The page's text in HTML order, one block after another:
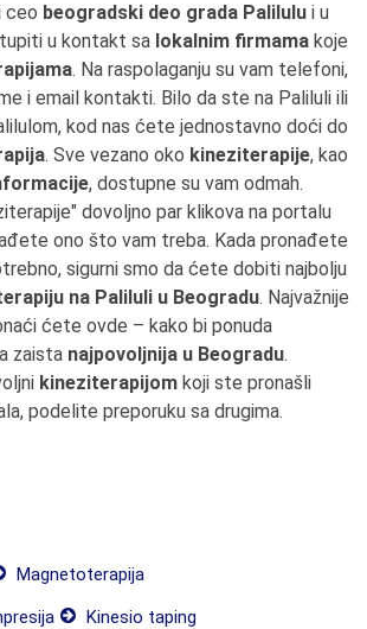
ceo beogradski deo grada Palilulu i u
u kontakt sa lokalnim firmama koje
. Na raspolaganju su vam telefoni,
i email kontakti. Bilo da ste na Paliluli ili
kod nas ćete jednostavno doći do
. Sve vezano oko kineziterapije, kao
, dostupne su vam odmah.
dovoljno par klikova na portalu
ono što vam treba. Kada pronađete
sigurni smo da ćete dobiti najbolju
na Paliluli u Beogradu. Najvažnije
ćete ovde – kako bi ponuda
zaista najpovoljnija u Beogradu.
kineziterapijom koji ste pronašli
podelite preporuku sa drugima.
Magnetoterapija
Kinesio taping